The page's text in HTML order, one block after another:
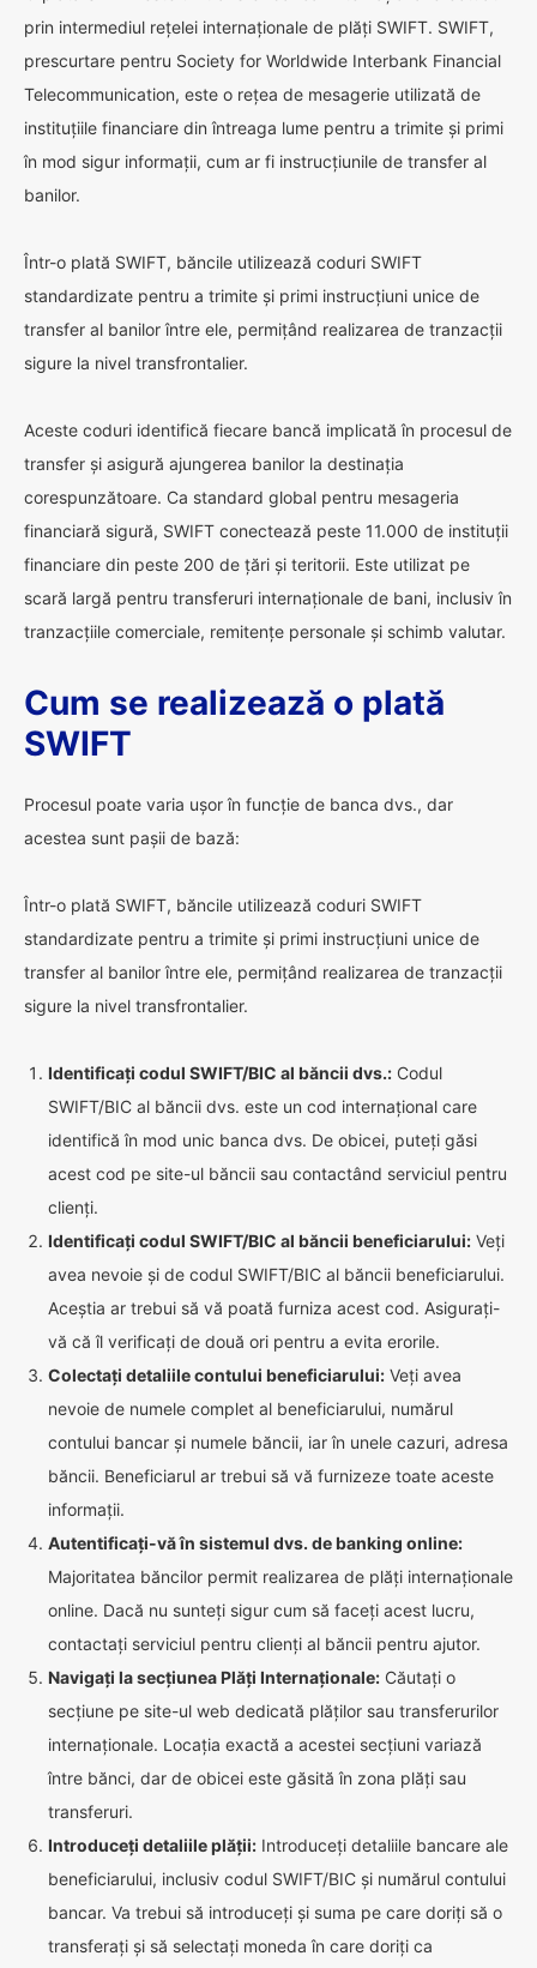
prin intermediul rețelei internaționale de plăți SWIFT. SWIFT,
prescurtare pentru Society for Worldwide Interbank Financial
Telecommunication, este o rețea de mesagerie utilizată de
instituțiile financiare din întreaga lume pentru a trimite și primi
în mod sigur informații, cum ar fi instrucțiunile de transfer al
banilor.
Într-o plată SWIFT, băncile utilizează coduri SWIFT
standardizate pentru a trimite și primi instrucțiuni unice de
transfer al banilor între ele, permițând realizarea de tranzacții
sigure la nivel transfrontalier.
Aceste coduri identifică fiecare bancă implicată în procesul de
transfer și asigură ajungerea banilor la destinația
corespunzătoare. Ca standard global pentru mesageria
financiară sigură, SWIFT conectează peste 11.000 de instituții
financiare din peste 200 de țări și teritorii. Este utilizat pe
scară largă pentru transferuri internaționale de bani, inclusiv în
tranzacțiile comerciale, remitențe personale și schimb valutar.
Cum se realizează o plată
SWIFT
Procesul poate varia ușor în funcție de banca dvs., dar
acestea sunt pașii de bază:
Într-o plată SWIFT, băncile utilizează coduri SWIFT
standardizate pentru a trimite și primi instrucțiuni unice de
transfer al banilor între ele, permițând realizarea de tranzacții
sigure la nivel transfrontalier.
Identificați codul SWIFT/BIC al băncii dvs.: Codul
SWIFT/BIC al băncii dvs. este un cod internațional care
identifică în mod unic banca dvs. De obicei, puteți găsi
acest cod pe site-ul băncii sau contactând serviciul pentru
clienți.
Identificați codul SWIFT/BIC al băncii beneficiarului: Veți
avea nevoie și de codul SWIFT/BIC al băncii beneficiarului.
Aceștia ar trebui să vă poată furniza acest cod. Asigurați-
vă că îl verificați de două ori pentru a evita erorile.
Colectați detaliile contului beneficiarului: Veți avea
nevoie de numele complet al beneficiarului, numărul
contului bancar și numele băncii, iar în unele cazuri, adresa
băncii. Beneficiarul ar trebui să vă furnizeze toate aceste
informații.
Autentificați-vă în sistemul dvs. de banking online:
Majoritatea băncilor permit realizarea de plăți internaționale
online. Dacă nu sunteți sigur cum să faceți acest lucru,
contactați serviciul pentru clienți al băncii pentru ajutor.
Navigați la secțiunea Plăți Internaționale: Căutați o
secțiune pe site-ul web dedicată plăților sau transferurilor
internaționale. Locația exactă a acestei secțiuni variază
între bănci, dar de obicei este găsită în zona plăți sau
transferuri.
Introduceți detaliile plății: Introduceți detaliile bancare ale
beneficiarului, inclusiv codul SWIFT/BIC și numărul contului
bancar. Va trebui să introduceți și suma pe care doriți să o
transferați și să selectați moneda în care doriți ca